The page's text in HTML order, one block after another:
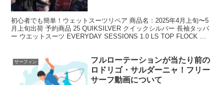
初心者でも簡単！ウェットスーツリペア 商品名：2025年4月上旬〜5
月上旬出荷 予約商品 25 QUIKSILVER クイックシルバー 長袖タッパ
ー ウエットスーツ EVERYDAY SESSIONS 1.0 LS TOP FLOCK ウ
サーフィン
フルローテーションが当たり前の
ロドリゴ・サルダーニャ！フリー
サーフ動画について